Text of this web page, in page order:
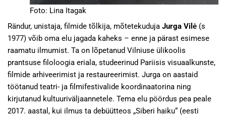
Foto: Lina Itagak
Rändur, unistaja, filmide tõlkija, mõtetekuduja Jurga Vilė (s
1977) võib oma elu jagada kaheks – enne ja pärast esimese
raamatu ilmumist. Ta on lõpetanud Vilniuse ülikoolis
prantsuse filoloogia eriala, studeerinud Pariisis visuaalkunste,
filmide arhiveerimist ja restaureerimist. Jurga on aastaid
töötanud teatri- ja filmifestivalide koordinaatorina ning
kirjutanud kultuuriväljaannetele. Tema elu pöördus pea peale
2017. aastal, kui ilmus ta debüütteos „Siberi haiku“ (eesti